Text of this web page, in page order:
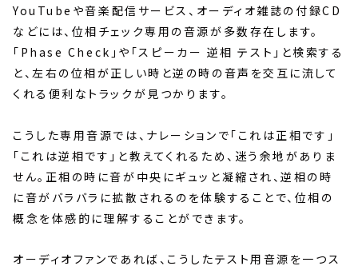
YouTubeや音楽配信サービス、オーディオ雑誌の付録CD
などには、位相チェック専用の音源が多数存在します。
「Phase Check」や「スピーカー 逆相 テスト」と検索する
と、左右の位相が正しい時と逆の時の音声を交互に流して
くれる便利なトラックが見つかります。
こうした専用音源では、ナレーションで「これは正相です」
「これは逆相です」と教えてくれるため、迷う余地がありま
せん。正相の時に音が中央にギュッと凝縮され、逆相の時
に音がバラバラに拡散されるのを体験することで、位相の
概念を体感的に理解することができます。
オーディオファンであれば、こうしたテスト用音源を一つス